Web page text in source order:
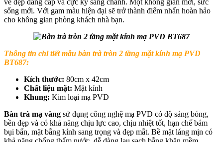
sống mới. Với gam màu hiện đại sẽ trở thành điểm nhấn hoàn hảo
cho không gian phòng khách nhà bạn.
Thông tin chi tiết mẫu bàn trà tròn 2 tầng mặt kính mạ PVD
BT687:
Kích thước: 80cm x 42cm
Chất liệu mặt: Mặt kính
Khung: Kim loại mạ PVD
Bàn trà mạ vàng sử dụng công nghệ mạ PVD có độ sáng bóng,
bền đẹp và có khả năng chịu lực cao, chịu nhiệt tốt, hạn chế bám
bụi bẩn, mặt bằng kính sang trọng và đẹp mắt. Bề mặt láng mịn có